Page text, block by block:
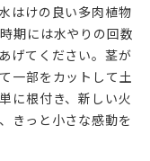
はけの良い多肉植物
期には水やりの回数
げてください。茎が
一部をカットして土
に根付き、新しい火
きっと小さな感動を